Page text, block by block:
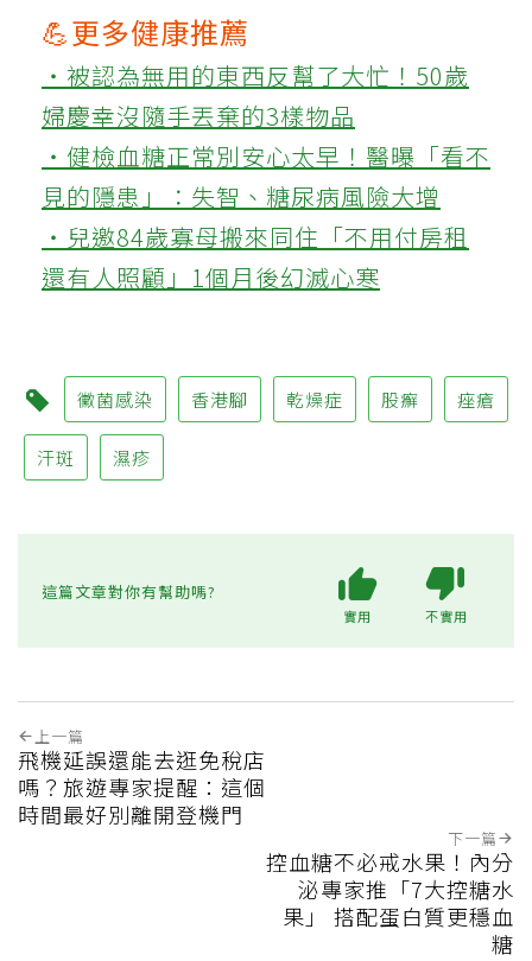
💪更多健康推薦
‧被認為無用的東西反幫了大忙！50歲
婦慶幸沒隨手丟棄的3樣物品
‧健檢血糖正常別安心太早！醫曝「看不
見的隱患」：失智、糖尿病風險大增
‧兒邀84歲寡母搬來同住「不用付房租
還有人照顧」1個月後幻滅心寒
黴菌感染 香港腳 乾燥症 股癬 痤瘡
汗斑 濕疹
這篇文章對你有幫助嗎?
實用 不實用
上一篇
飛機延誤還能去逛免稅店
嗎？旅遊專家提醒：這個
時間最好別離開登機門
下一篇
控血糖不必戒水果！內分
泌專家推「7大控糖水
果」 搭配蛋白質更穩血
糖